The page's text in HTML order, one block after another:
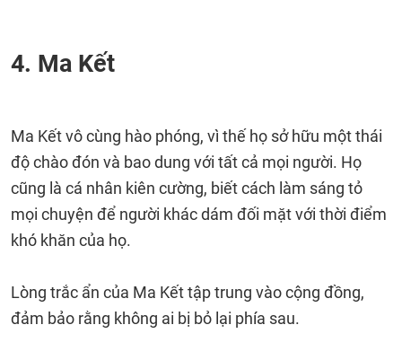
4. Ma Kết
Ma Kết vô cùng hào phóng, vì thế họ sở hữu một thái
độ chào đón và bao dung với tất cả mọi người. Họ
cũng là cá nhân kiên cường, biết cách làm sáng tỏ
mọi chuyện để người khác dám đối mặt với thời điểm
khó khăn của họ.
Lòng trắc ẩn của Ma Kết tập trung vào cộng đồng,
đảm bảo rằng không ai bị bỏ lại phía sau.